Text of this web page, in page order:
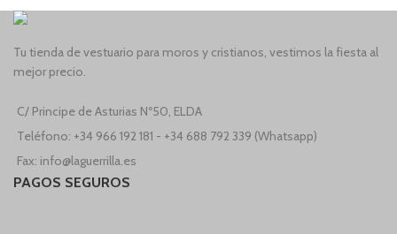
Tu tienda de vestuario para moros y cristianos, vestimos la fiesta al
mejor precio.
C/ Principe de Asturias Nº50, ELDA
Teléfono: +34 966 192 181 - +34 688 792 339 (Whatsapp)
Fax: info@laguerrilla.es
PAGOS SEGUROS